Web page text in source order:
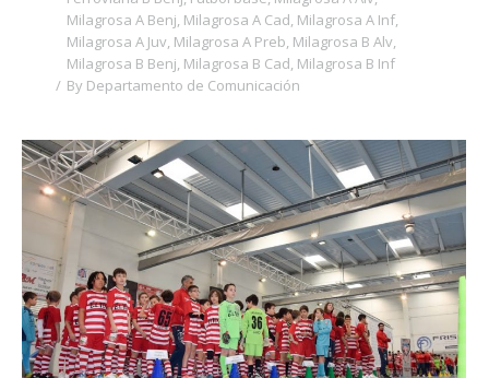
Milagrosa A Benj, Milagrosa A Cad, Milagrosa A Inf,
Milagrosa A Juv, Milagrosa A Preb, Milagrosa B Alv,
Milagrosa B Benj, Milagrosa B Cad, Milagrosa B Inf
By Departamento de Comunicación